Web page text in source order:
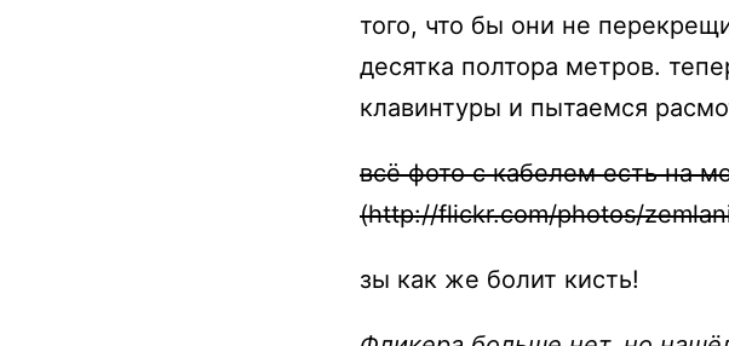
того, что бы они не
десятка полтора метров.
клавинтуры и пытаемся
всё фото с кабелем есть на
(http://flickr.com/photos/
зы как же болит кисть!